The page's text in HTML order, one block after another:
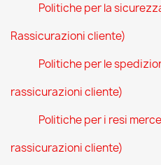
Politiche per la
Rassicurazioni cliente)
Politiche per le
rassicurazioni cliente)
Politiche per i resi
rassicurazioni cliente)